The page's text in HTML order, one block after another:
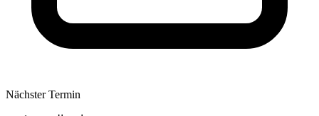
Nächster Termin